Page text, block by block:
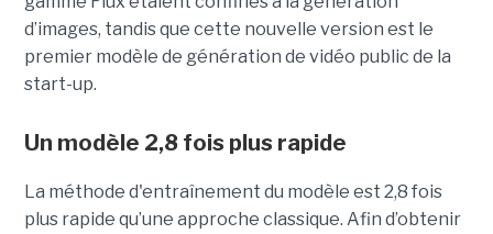
d’images, tandis que cette nouvelle version est le
premier modèle de génération de vidéo public de la
start-up.
Un modèle 2,8 fois plus rapide
La méthode d'entraînement du modèle est 2,8 fois
plus rapide qu’une approche classique. Afin d’obtenir